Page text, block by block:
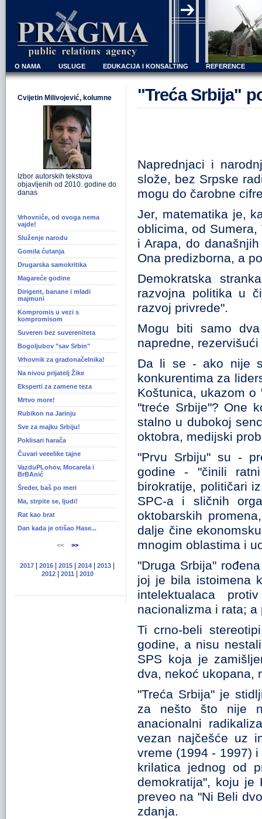
O NAMA USLUGE EDUKACIJA I KONSALTING REFERENCE
Cvijetin Milivojević, kolumne
Izbor autorskih tekstova
objavljenih od 2010. godine do
danas
Vrhovniče, od ovoga nema
vajde!
Služenje narodu
Gomila ćutanja
Drugarska samokritika
Magareće godine
Dirigent, banane i mladi
majmuni
Kompromis u vezi s
kompromisom
Suveren bez suvereniteta
Bogoljubov "sav Srbin"
Vrhovnik za gradonačelnika!
Na nivou prijatelj Žike
Eksperti za zamene teza
Mrtvo more!
Rubikon na Jarinju
Sve za majku Srbiju!
Poklisari harača
Čuvari veeelike tajne
VazduPLohov, Mocarela i
BrBAnić
Šreder, baš po meri
Ma, strpite se, ljudi!
Rat kao brat
Dan kada je otišao Hase...
<< >>
2017 2016 2015 2014 2013
2012| 2011| 2010
"Treća Srbija"
Naprednjaci i
slože, bez Srpske
mogu do čarobne
Jer, matematika je,
oblicima, od
i Arapa, do
Ona predizborna, a
Demokratska
razvojna politika u
razvoj privrede".
Mogu biti samo
napredne,
Da li se - ako nije
konkurentima za
Koštunica, ukazom
"treće Srbije"? One
stalno u dubokoj
oktobra, medijski
"Prvu Srbiju" su -
godine - "činili
birokratije, političari
SPC-a i sličnih
oktobarskih
dalje čine
mnogim oblastima i
"Druga Srbija"
joj je bila istoimena
intelektualaca
nacionalizma i rata;
Ti crno-beli
godine, a nisu
SPS koja je
dva, nekoć ukopana,
"Treća Srbija" je
za nešto što nije
anacionalni
vezan najčešće uz
vreme (1994 - 1997)
krilatica jednog od
demokratija", koju je
preveo na "Ni Beli
zdanja.